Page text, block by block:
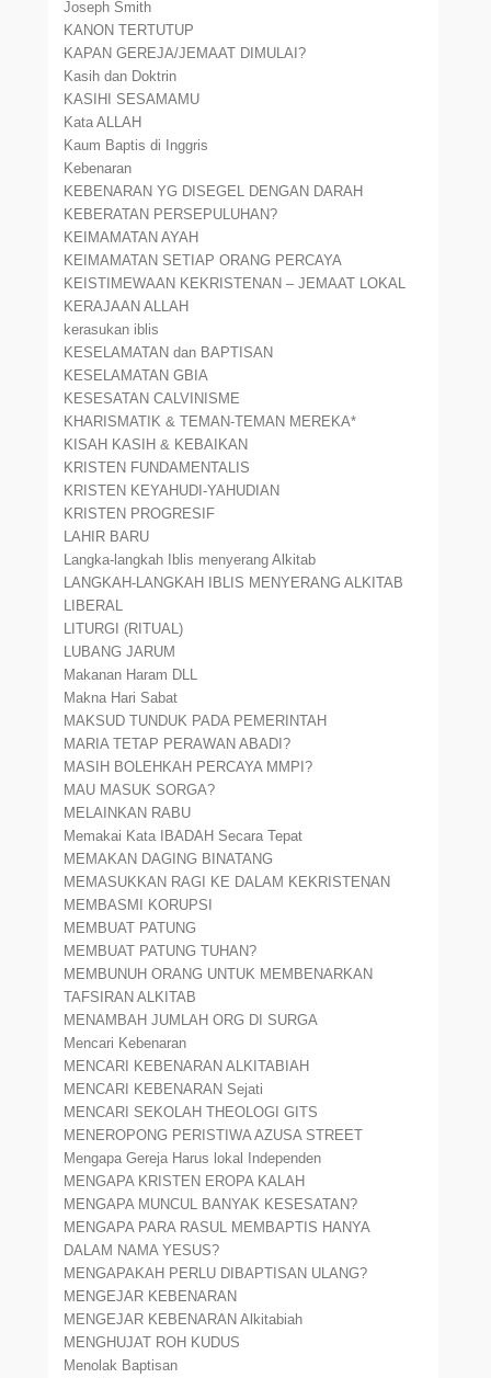
Joseph Smith
KANON TERTUTUP
KAPAN GEREJA/JEMAAT DIMULAI?
Kasih dan Doktrin
KASIHI SESAMAMU
Kata ALLAH
Kaum Baptis di Inggris
Kebenaran
KEBENARAN YG DISEGEL DENGAN DARAH
KEBERATAN PERSEPULUHAN?
KEIMAMATAN AYAH
KEIMAMATAN SETIAP ORANG PERCAYA
KEISTIMEWAAN KEKRISTENAN – JEMAAT LOKAL
KERAJAAN ALLAH
kerasukan iblis
KESELAMATAN dan BAPTISAN
KESELAMATAN GBIA
KESESATAN CALVINISME
KHARISMATIK & TEMAN-TEMAN MEREKA*
KISAH KASIH & KEBAIKAN
KRISTEN FUNDAMENTALIS
KRISTEN KEYAHUDI-YAHUDIAN
KRISTEN PROGRESIF
LAHIR BARU
Langka-langkah Iblis menyerang Alkitab
LANGKAH-LANGKAH IBLIS MENYERANG ALKITAB
LIBERAL
LITURGI (RITUAL)
LUBANG JARUM
Makanan Haram DLL
Makna Hari Sabat
MAKSUD TUNDUK PADA PEMERINTAH
MARIA TETAP PERAWAN ABADI?
MASIH BOLEHKAH PERCAYA MMPI?
MAU MASUK SORGA?
MELAINKAN RABU
Memakai Kata IBADAH Secara Tepat
MEMAKAN DAGING BINATANG
MEMASUKKAN RAGI KE DALAM KEKRISTENAN
MEMBASMI KORUPSI
MEMBUAT PATUNG
MEMBUAT PATUNG TUHAN?
MEMBUNUH ORANG UNTUK MEMBENARKAN
TAFSIRAN ALKITAB
MENAMBAH JUMLAH ORG DI SURGA
Mencari Kebenaran
MENCARI KEBENARAN ALKITABIAH
MENCARI KEBENARAN Sejati
MENCARI SEKOLAH THEOLOGI GITS
MENEROPONG PERISTIWA AZUSA STREET
Mengapa Gereja Harus lokal Independen
MENGAPA KRISTEN EROPA KALAH
MENGAPA MUNCUL BANYAK KESESATAN?
MENGAPA PARA RASUL MEMBAPTIS HANYA
DALAM NAMA YESUS?
MENGAPAKAH PERLU DIBAPTISAN ULANG?
MENGEJAR KEBENARAN
MENGEJAR KEBENARAN Alkitabiah
MENGHUJAT ROH KUDUS
Menolak Baptisan